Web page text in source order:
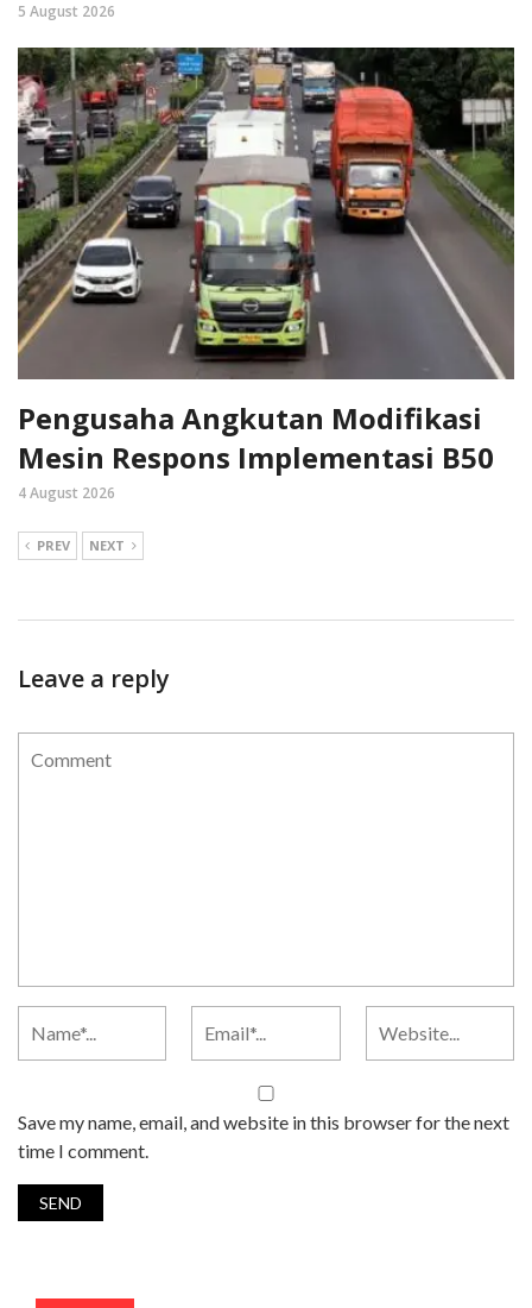
5 August 2026
Pengusaha Angkutan Modifikasi
Mesin Respons Implementasi B50
4 August 2026
PREV NEXT
Leave a reply
Save my name, email, and website in this browser for the next
time I comment.